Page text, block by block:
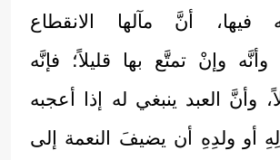
أنَّ مآلها الانقطاع
وأنَّه وإنْ تمتَّع بها قليلاً؛ فإنَّه
وأنَّ العبد ينبغي له إذا أعجبه
أو ولدِهِ أن يضيفَ النعمة إلى